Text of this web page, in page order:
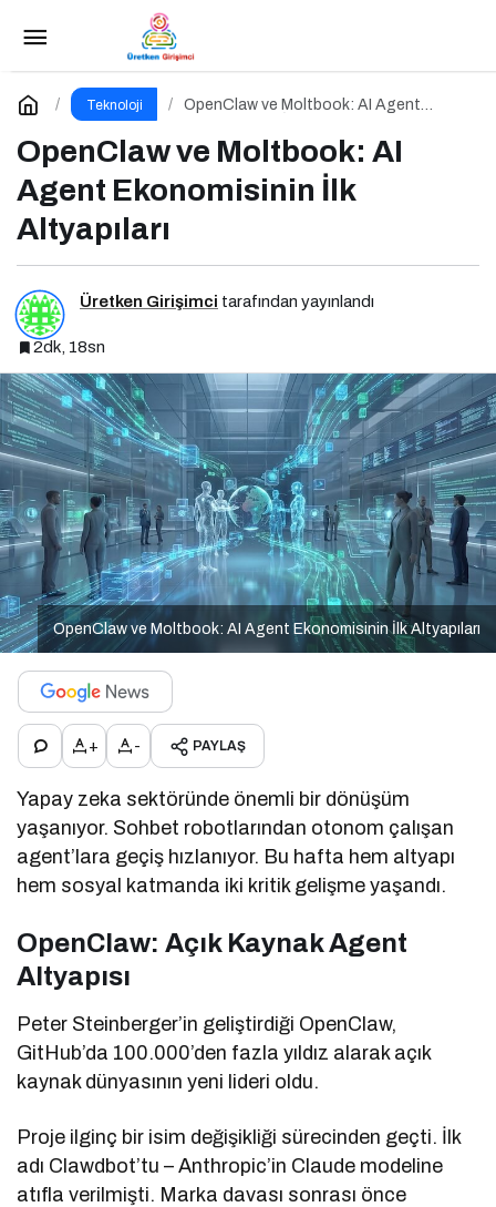
Teknoloji
OpenClaw ve Moltbook: AI Agent
OpenClaw ve Moltbook: AI
Agent Ekonomisinin İlk
Altyapıları
Üretken Girişimci tarafından yayınlandı
2dk, 18sn
OpenClaw ve Moltbook: AI Agent Ekonomisinin İlk Altyapıları
+ - PAYLAŞ
Yapay zeka sektöründe önemli bir dönüşüm
yaşanıyor. Sohbet robotlarından otonom çalışan
agent’lara geçiş hızlanıyor. Bu hafta hem altyapı
hem sosyal katmanda iki kritik gelişme yaşandı.
OpenClaw: Açık Kaynak Agent
Altyapısı
Peter Steinberger’in geliştirdiği OpenClaw,
GitHub’da 100.000’den fazla yıldız alarak açık
kaynak dünyasının yeni lideri oldu.
Proje ilginç bir isim değişikliği sürecinden geçti. İlk
adı Clawdbot’tu – Anthropic’in Claude modeline
atıfla verilmişti. Marka davası sonrası önce
OpenAI Operator ve “Ajan” Çağı: Yapay Zeka
Artık Sizin Yerinize İş Yapıyor
Yorum Yap